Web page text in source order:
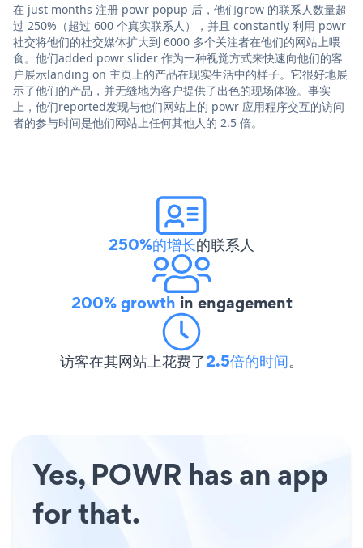
在 just months 注册 powr popup 后，他们grow 的联系人数量超
过 250%（超过 600 个真实联系人），并且 constantly 利用 powr
社交将他们的社交媒体扩大到 6000 多个关注者在他们的网站上喂
食。他们added powr slider 作为一种视觉方式来快速向他们的客
户展示landing on 主页上的产品在现实生活中的样子。它很好地展
示了他们的产品，并无缝地为客户提供了出色的现场体验。事实
上，他们reported发现与他们网站上的 powr 应用程序交互的访问
者的参与时间是他们网站上任何其他人的 2.5 倍。
250%的增长的联系人
200% growth in engagement
访客在其网站上花费了2.5倍的时间。
Yes, POWR has an app
for that.